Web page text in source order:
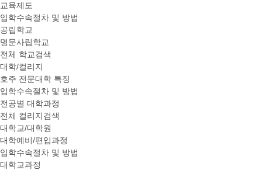
교육제도
입학수속절차 및 방법
공립학교
명문사립학교
전체 학교검색
대학/컬리지
호주 전문대학 특징
입학수속절차 및 방법
전공별 대학과정
전체 컬리지검색
대학교/대학원
대학예비/편입과정
입학수속절차 및 방법
대학교과정